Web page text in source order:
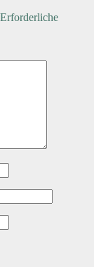
Erforderliche